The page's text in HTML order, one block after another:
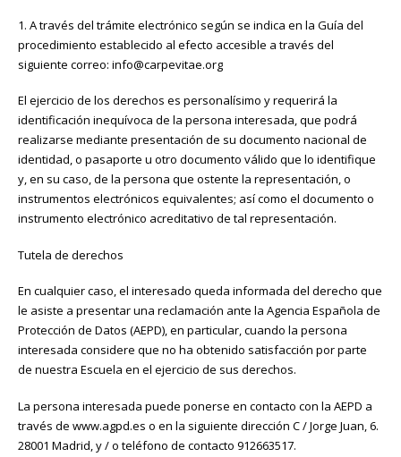
1. A través del trámite electrónico según se indica en la Guía del
procedimiento establecido al efecto accesible a través del
siguiente correo: info@carpevitae.org
El ejercicio de los derechos es personalísimo y requerirá la
identificación inequívoca de la persona interesada, que podrá
realizarse mediante presentación de su documento nacional de
identidad, o pasaporte u otro documento válido que lo identifique
y, en su caso, de la persona que ostente la representación, o
instrumentos electrónicos equivalentes; así como el documento o
instrumento electrónico acreditativo de tal representación.
Tutela de derechos
En cualquier caso, el interesado queda informada del derecho que
le asiste a presentar una reclamación ante la Agencia Española de
Protección de Datos (AEPD), en particular, cuando la persona
interesada considere que no ha obtenido satisfacción por parte
de nuestra Escuela en el ejercicio de sus derechos.
La persona interesada puede ponerse en contacto con la AEPD a
través de www.agpd.es o en la siguiente dirección C / Jorge Juan, 6.
28001 Madrid, y / o teléfono de contacto 912663517.